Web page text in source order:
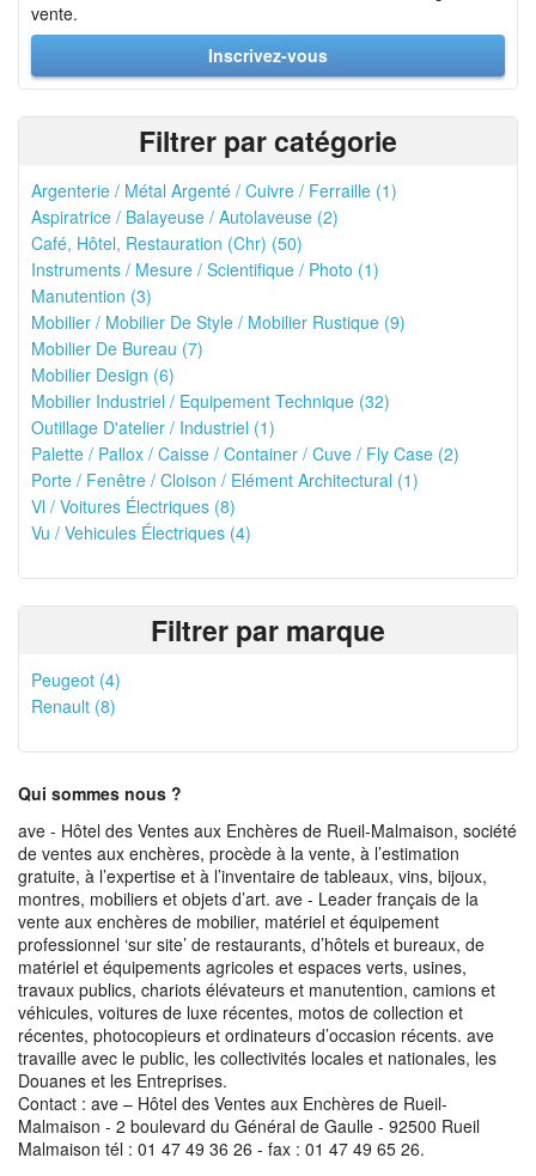
vente.
Inscrivez-vous
Filtrer par catégorie
Argenterie / Métal Argenté / Cuivre / Ferraille (1)
Aspiratrice / Balayeuse / Autolaveuse (2)
Café, Hôtel, Restauration (Chr) (50)
Instruments / Mesure / Scientifique / Photo (1)
Manutention (3)
Mobilier / Mobilier De Style / Mobilier Rustique (9)
Mobilier De Bureau (7)
Mobilier Design (6)
Mobilier Industriel / Equipement Technique (32)
Outillage D'atelier / Industriel (1)
Palette / Pallox / Caisse / Container / Cuve / Fly Case (2)
Porte / Fenêtre / Cloison / Elément Architectural (1)
Vl / Voitures Électriques (8)
Vu / Vehicules Électriques (4)
Filtrer par marque
Peugeot (4)
Renault (8)
Qui sommes nous ?
ave - Hôtel des Ventes aux Enchères de Rueil-Malmaison, société
de ventes aux enchères, procède à la vente, à l’estimation
gratuite, à l’expertise et à l’inventaire de tableaux, vins, bijoux,
montres, mobiliers et objets d’art. ave - Leader français de la
vente aux enchères de mobilier, matériel et équipement
professionnel ‘sur site’ de restaurants, d’hôtels et bureaux, de
matériel et équipements agricoles et espaces verts, usines,
travaux publics, chariots élévateurs et manutention, camions et
véhicules, voitures de luxe récentes, motos de collection et
récentes, photocopieurs et ordinateurs d’occasion récents. ave
travaille avec le public, les collectivités locales et nationales, les
Douanes et les Entreprises.
Contact : ave – Hôtel des Ventes aux Enchères de Rueil-
Malmaison - 2 boulevard du Général de Gaulle - 92500 Rueil
Malmaison tél : 01 47 49 36 26 - fax : 01 47 49 65 26.